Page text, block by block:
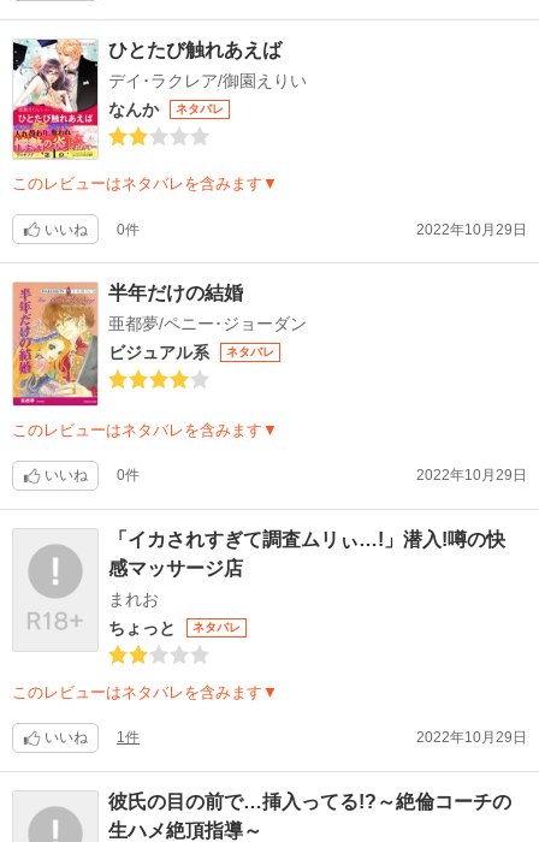
ひとたび触れあえば
デイ･ラクレア/御園えりい
なんか
ネタバレ
このレビューはネタバレを含みます▼
いいね 0件 2022年10月29日
半年だけの結婚
亜都夢/ペニー･ジョーダン
ビジュアル系
ネタバレ
このレビューはネタバレを含みます▼
いいね 0件 2022年10月29日
「イカされすぎて調査ムリぃ…!」潜入!噂の快
感マッサージ店
まれお
ちょっと
ネタバレ
このレビューはネタバレを含みます▼
いいね 1件 2022年10月29日
彼氏の目の前で…挿入ってる!?～絶倫コーチの
生ハメ絶頂指導～